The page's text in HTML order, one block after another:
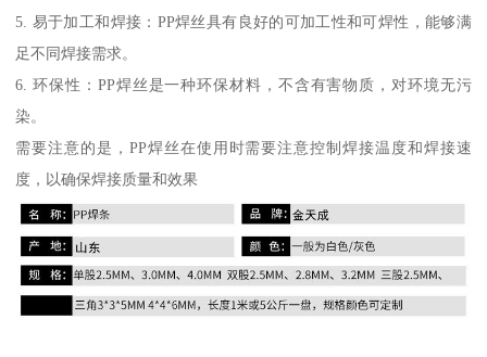
5. 易于加工和焊接：PP焊丝具有良好的可加工性和可焊性，能够满
足不同焊接需求。
6. 环保性：PP焊丝是一种环保材料，不含有害物质，对环境无污
染。
需要注意的是，PP焊丝在使用时需要注意控制焊接温度和焊接速
度，以确保焊接质量和效果